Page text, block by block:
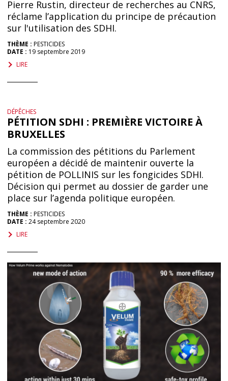
Pierre Rustin, directeur de recherches au CNRS,
réclame l’application du principe de précaution
sur l'utilisation des SDHI.
THÈME : PESTICIDES
DATE : 19 septembre 2019
LIRE
DÉPÊCHES
PÉTITION SDHI : PREMIÈRE VICTOIRE À
BRUXELLES
La commission des pétitions du Parlement
européen a décidé de maintenir ouverte la
pétition de POLLINIS sur les fongicides SDHI.
Décision qui permet au dossier de garder une
place sur l’agenda politique européen.
THÈME : PESTICIDES
DATE : 24 septembre 2020
LIRE